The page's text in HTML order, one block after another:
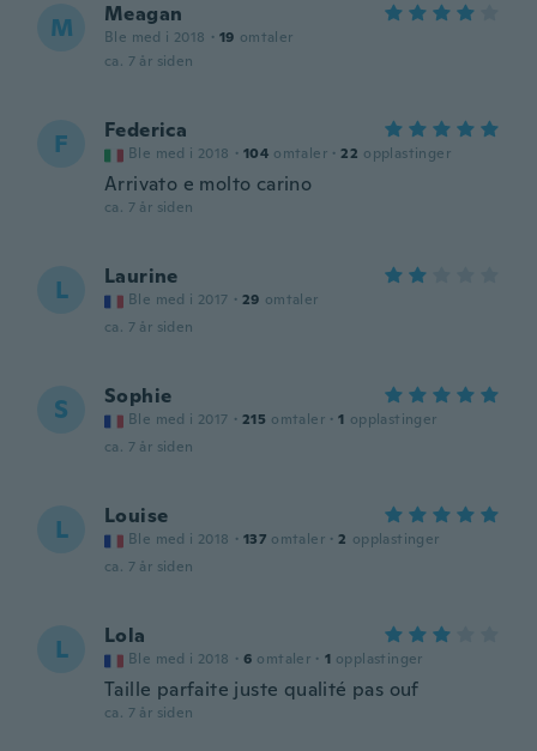
M Meagan
Ble med i 2018 · 19 omtaler
ca. 7 år siden
F Federica
Ble med i 2018 · 104 omtaler · 22 opplastinger
Arrivato e molto carino
ca. 7 år siden
L Laurine
Ble med i 2017 · 29 omtaler
ca. 7 år siden
S Sophie
Ble med i 2017 · 215 omtaler · 1 opplastinger
ca. 7 år siden
L Louise
Ble med i 2018 · 137 omtaler · 2 opplastinger
ca. 7 år siden
L Lola
Ble med i 2018 · 6 omtaler · 1 opplastinger
Taille parfaite juste qualité pas ouf
ca. 7 år siden